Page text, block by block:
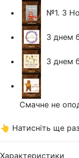
№1. З
З днем
З днем
Смачне не
👆 Натисніть ще
Характеристики